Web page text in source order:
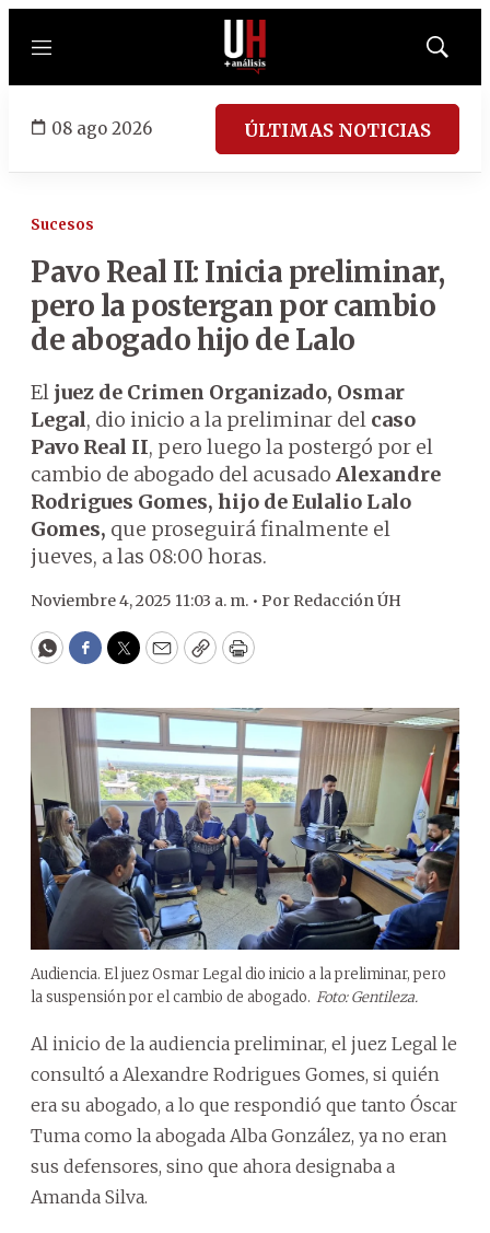
Menú
Mostrar
08 ago 2026 ÚLTIMAS NOTICIAS
Sucesos
Pavo Real II: Inicia preliminar,
pero la postergan por cambio
de abogado hijo de Lalo
El juez de Crimen Organizado, Osmar
Legal, dio inicio a la preliminar del caso
Pavo Real II, pero luego la postergó por el
cambio de abogado del acusado Alexandre
Rodrigues Gomes, hijo de Eulalio Lalo
Gomes, que proseguirá finalmente el
jueves, a las 08:00 horas.
Noviembre 4, 2025 11:03 a. m. • Por Redacción ÚH
WhatsApp
Facebook
Twitter
EmailCopyPrint
Audiencia. El juez Osmar Legal dio inicio a la preliminar, pero
la suspensión por el cambio de abogado. Foto: Gentileza.
Al inicio de la audiencia preliminar, el juez Legal le
consultó a Alexandre Rodrigues Gomes, si quién
era su abogado, a lo que respondió que tanto Óscar
Tuma como la abogada Alba González, ya no eran
sus defensores, sino que ahora designaba a
Amanda Silva.